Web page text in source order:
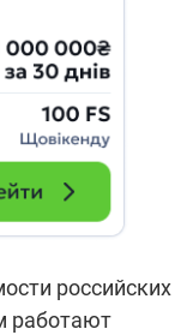
российских
работают